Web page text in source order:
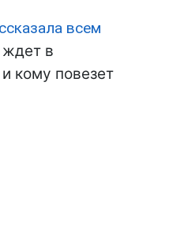
всем
ждет в
кому повезет